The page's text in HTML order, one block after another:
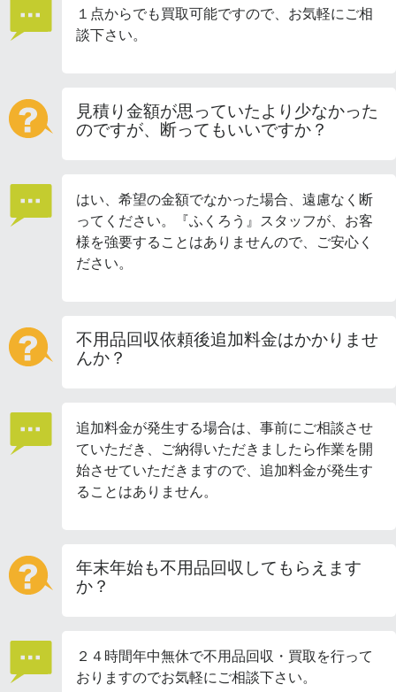
１点からでも買取可能ですので、お気軽にご相
談下さい。
見積り金額が思っていたより少なかった
のですが、断ってもいいですか？
はい、希望の金額でなかった場合、遠慮なく断
ってください。『ふくろう』スタッフが、お客
様を強要することはありませんので、ご安心く
ださい。
不用品回収依頼後追加料金はかかりませ
んか？
追加料金が発生する場合は、事前にご相談させ
ていただき、ご納得いただきましたら作業を開
始させていただきますので、追加料金が発生す
ることはありません。
年末年始も不用品回収してもらえます
か？
２４時間年中無休で不用品回収・買取を行って
おりますのでお気軽にご相談下さい。